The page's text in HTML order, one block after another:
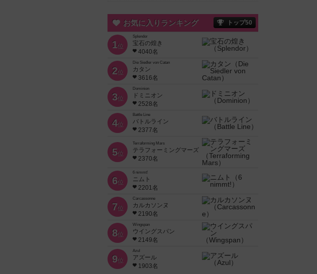
お気に入りランキング トップ50
1位
Splendor
宝石の煌き
4040名
2位
Die Siedler von Catan
カタン
3616名
3位
Dominion
ドミニオン
2528名
4位
Battle Line
バトルライン
2377名
5位
Terraforming Mars
テラフォーミングマーズ
2370名
6位
6 nimmt!
ニムト
2201名
7位
Carcassonne
カルカソンヌ
2190名
8位
Wingspan
ウイングスパン
2149名
9位
Azul
アズール
1903名